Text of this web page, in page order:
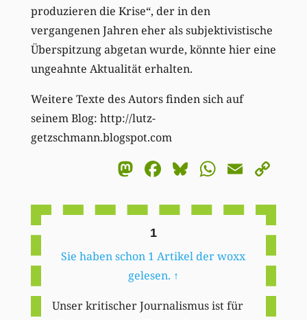
produzieren die Krise“, der in den
vergangenen Jahren eher als subjektivistische
Überspitzung abgetan wurde, könnte hier eine
ungeahnte Aktualität erhalten.
Weitere Texte des Autors finden sich auf
seinem Blog: http://lutz-
getzschmann.blogspot.com
Mastodon
Facebook
BlueskyEmail
1
Sie haben schon 1 Artikel der woxx
gelesen. ↑
Unser kritischer Journalismus ist für